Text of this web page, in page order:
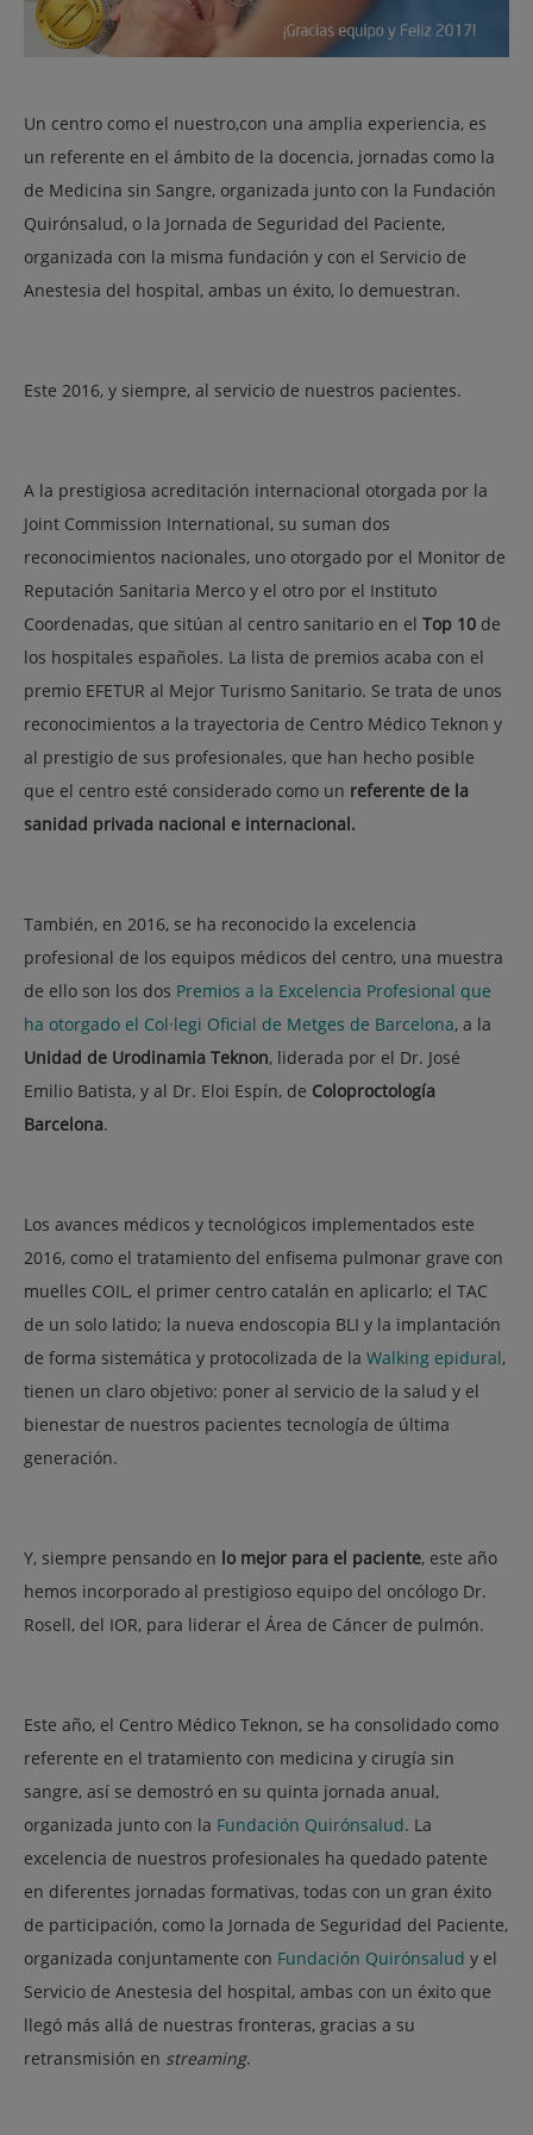
Un centro como el nuestro,con una amplia experiencia, es
un referente en el ámbito de la docencia, jornadas como la
de Medicina sin Sangre, organizada junto con la Fundación
Quirónsalud, o la Jornada de Seguridad del Paciente,
organizada con la misma fundación y con el Servicio de
Anestesia del hospital, ambas un éxito, lo demuestran.
Este 2016, y siempre, al servicio de nuestros pacientes.
A la prestigiosa acreditación internacional otorgada por la
Joint Commission International, su suman dos
reconocimientos nacionales, uno otorgado por el Monitor de
Reputación Sanitaria Merco y el otro por el Instituto
Coordenadas, que sitúan al centro sanitario en el Top 10 de
los hospitales españoles. La lista de premios acaba con el
premio EFETUR al Mejor Turismo Sanitario. Se trata de unos
reconocimientos a la trayectoria de Centro Médico Teknon y
al prestigio de sus profesionales, que han hecho posible
que el centro esté considerado como un referente de la
sanidad privada nacional e internacional.
También, en 2016, se ha reconocido la excelencia
profesional de los equipos médicos del centro, una muestra
de ello son los dos Premios a la Excelencia Profesional que
ha otorgado el Col·legi Oficial de Metges de Barcelona, a la
Unidad de Urodinamia Teknon, liderada por el Dr. José
Emilio Batista, y al Dr. Eloi Espín, de Coloproctología
Barcelona.
Los avances médicos y tecnológicos implementados este
2016, como el tratamiento del enfisema pulmonar grave con
muelles COIL, el primer centro catalán en aplicarlo; el TAC
de un solo latido; la nueva endoscopia BLI y la implantación
de forma sistemática y protocolizada de la Walking epidural,
tienen un claro objetivo: poner al servicio de la salud y el
bienestar de nuestros pacientes tecnología de última
generación.
Y, siempre pensando en lo mejor para el paciente, este año
hemos incorporado al prestigioso equipo del oncólogo Dr.
Rosell, del IOR, para liderar el Área de Cáncer de pulmón.
Este año, el Centro Médico Teknon, se ha consolidado como
referente en el tratamiento con medicina y cirugía sin
sangre, así se demostró en su quinta jornada anual,
organizada junto con la Fundación Quirónsalud. La
excelencia de nuestros profesionales ha quedado patente
en diferentes jornadas formativas, todas con un gran éxito
de participación, como la Jornada de Seguridad del Paciente,
organizada conjuntamente con Fundación Quirónsalud y el
Servicio de Anestesia del hospital, ambas con un éxito que
llegó más allá de nuestras fronteras, gracias a su
retransmisión en streaming.